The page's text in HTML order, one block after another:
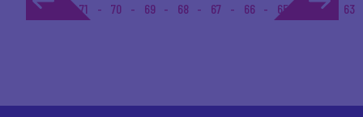
1... 71 70 69 68 67 66 65 64 63